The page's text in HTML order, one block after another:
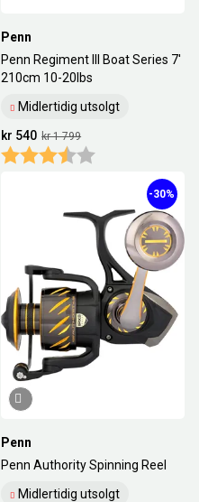
Penn
Penn Regiment III Boat Series 7'
210cm 10-20Ibs
Midlertidig utsolgt
kr 1 799
kr 540
Karakter:
Penn
Penn Authority Spinning Reel
Midlertidig utsolgt
-30%